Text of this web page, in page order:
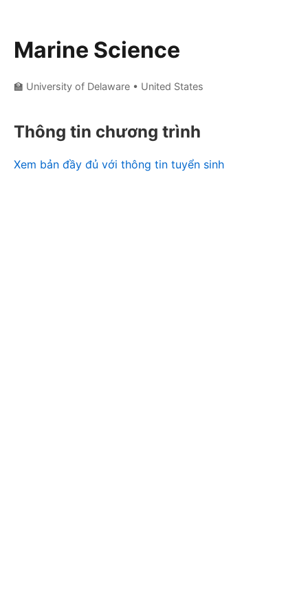
Marine Science
🏫 University of Delaware • United States
Thông tin chương trình
Xem bản đầy đủ với thông tin tuyển sinh